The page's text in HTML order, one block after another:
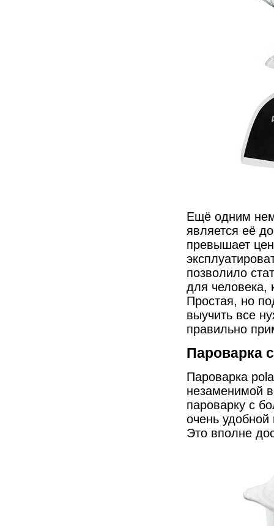
Ещё одним
является её
превышает
позволило
для человека,
Простая, но
выучить все
правильно
Пароварка
Пароварка
незаменимой
пароварку с
очень удобной
Это вполне